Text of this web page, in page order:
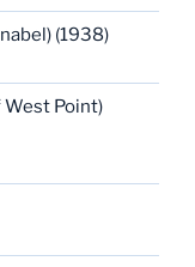
(1938)
West Point)